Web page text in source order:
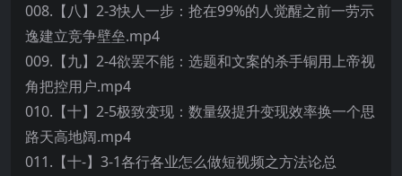
008.【八】2-3快人一步：抢在99%的人觉醒之前一劳示
逸建立竞争壁垒.mp4
009.【九】2-4欲罢不能：选题和文案的杀手铜用上帝视
角把控用户.mp4
010.【十】2-5极致变现：数量级提升变现效率换一个思
路天高地阔.mp4
011.【十-】3-1各行各业怎么做短视频之方法论总